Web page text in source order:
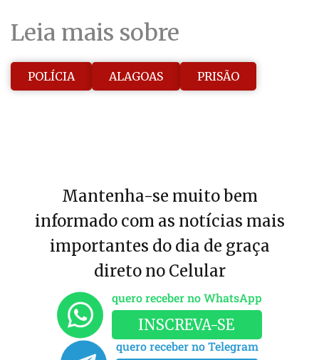
Leia mais sobre
POLÍCIA ALAGOAS PRISÃO
Mantenha-se muito bem
informado com as notícias mais
importantes do dia de graça
direto no Celular
quero receber no WhatsApp
INSCREVA-SE
quero receber no Telegram